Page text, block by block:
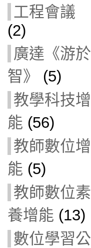
工程會議
(2)
廣達《游於
智》
(5)
教學科技增
能 (56)
教師數位增
能 (5)
教師數位素
養增能 (13)
數位學習公